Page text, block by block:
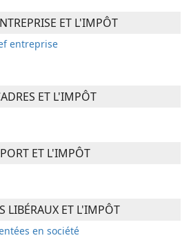
ET L'IMPÔT
entreprise
ET L'IMPÔT
ET L'IMPÔT
LIBÉRAUX ET L'IMPÔT
en société